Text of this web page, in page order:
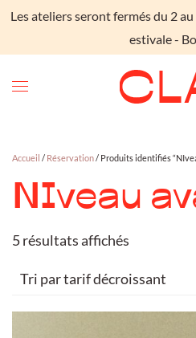
Les ateliers seront fermés du 2
estivale -
Skip to main content
Accueil / Réservation/ Produits identifiés
NIveau
5 résultats affichés
décroissant